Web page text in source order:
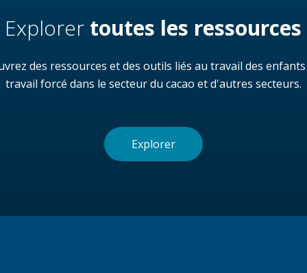
Explorer toutes les ressources
des ressources et des outils liés au travail des
travail forcé dans le secteur du cacao et d'autres secteurs.
Explorer